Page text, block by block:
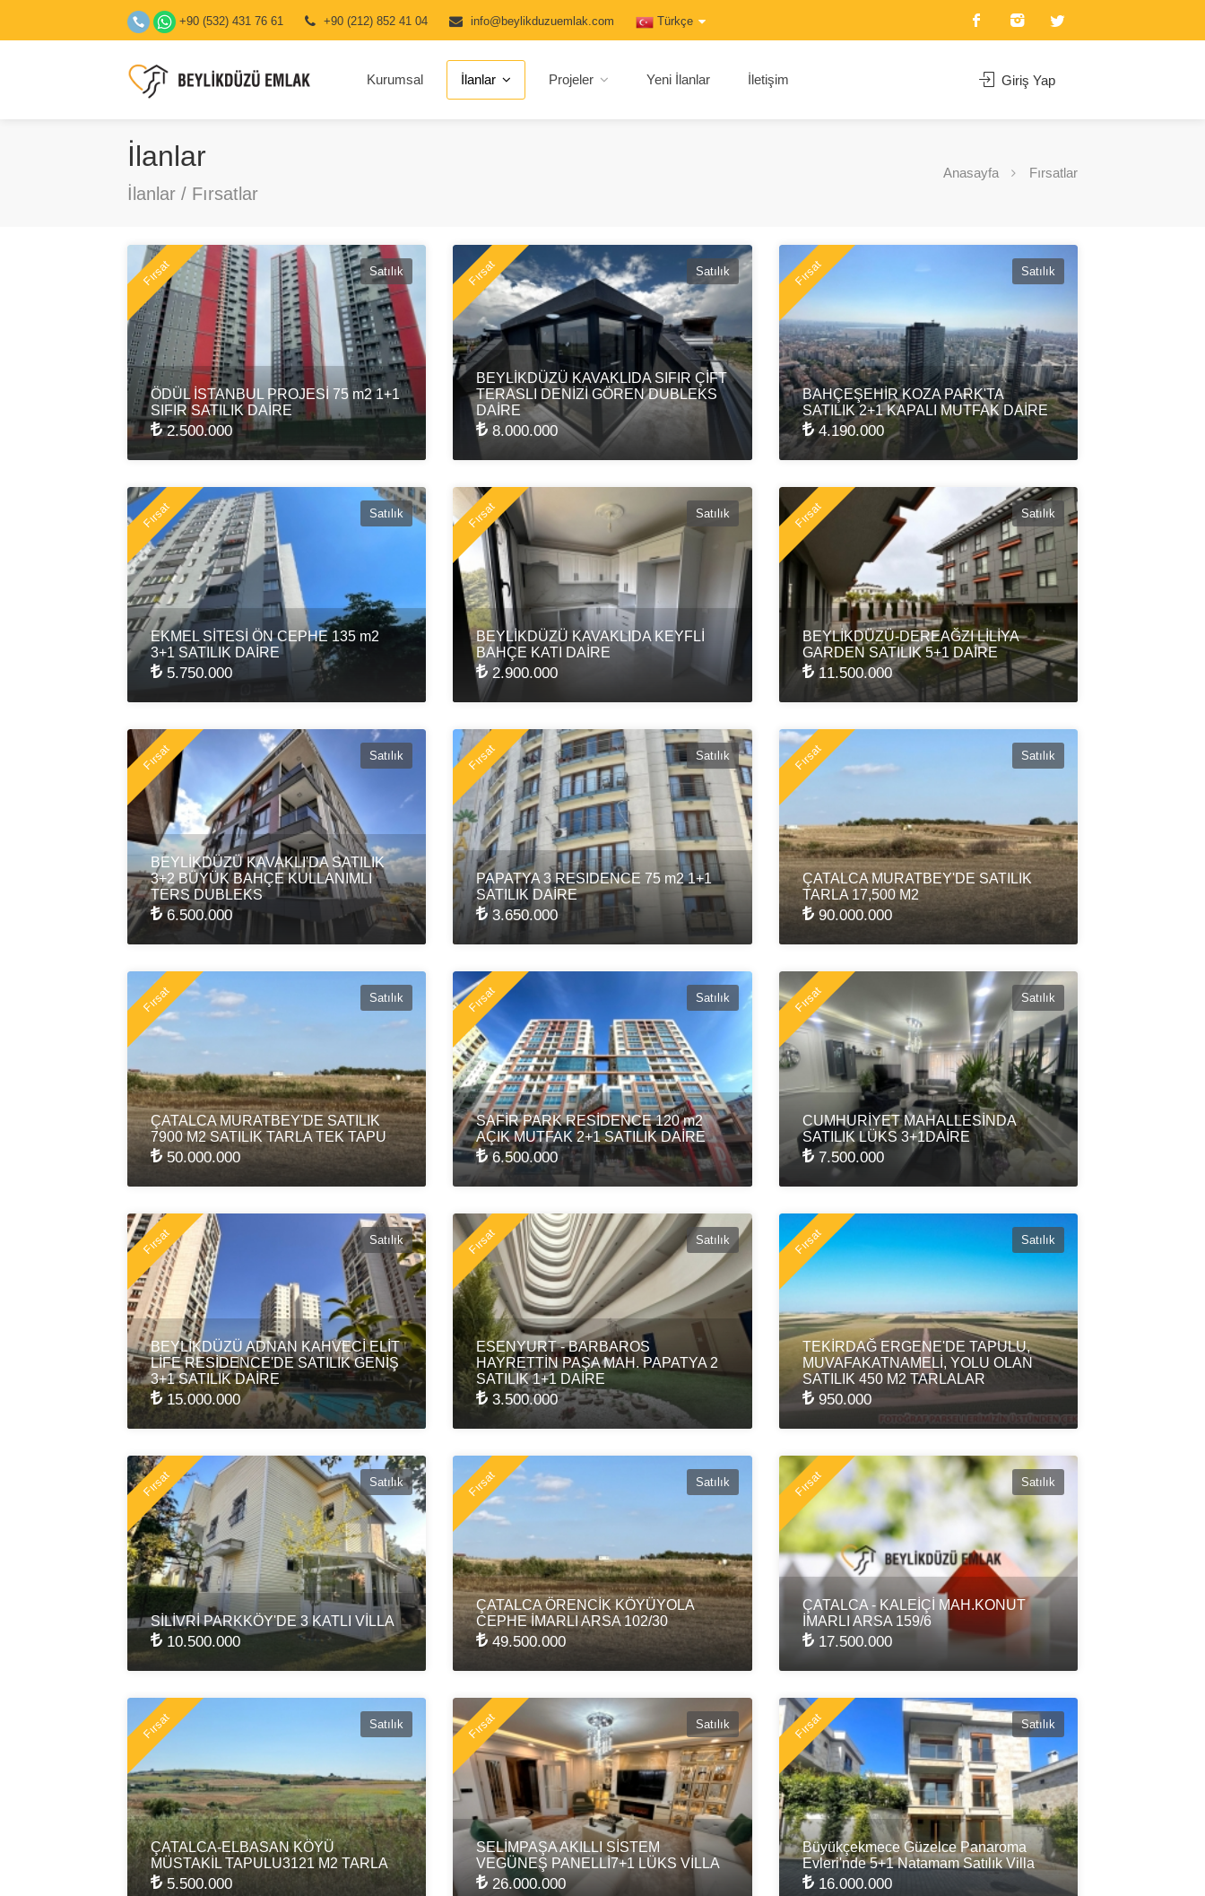
+90 (532) 431 76 61 +90 (212) 852 41 04 info@beylikduzuemlak.com Türkçe
Kurumsal İlanlar Projeler Yeni İlanlar İletişim Giriş Yap
İlanlar
İlanlar / Fırsatlar
Anasayfa Fırsatlar
Fırsat Satılık
ÖDÜL İSTANBUL PROJESİ 75 m2 1+1
SIFIR SATILIK DAİRE
2.500.000
Fırsat Satılık
BEYLİKDÜZÜ KAVAKLIDA SIFIR ÇİFT
TERASLI DENİZİ GÖREN DUBLEKS
DAİRE
8.000.000
Fırsat Satılık
BAHÇEŞEHİR KOZA PARK'TA
SATILIK 2+1 KAPALI MUTFAK DAİRE
4.190.000
Fırsat Satılık
EKMEL SİTESİ ÖN CEPHE 135 m2
3+1 SATILIK DAİRE
5.750.000
Fırsat Satılık
BEYLİKDÜZÜ KAVAKLIDA KEYFLİ
BAHÇE KATI DAİRE
2.900.000
Fırsat Satılık
BEYLİKDÜZÜ-DEREAĞZI LİLİYA
GARDEN SATILIK 5+1 DAİRE
11.500.000
Fırsat Satılık
BEYLİKDÜZÜ KAVAKLI'DA SATILIK
3+2 BÜYÜK BAHÇE KULLANIMLI
TERS DUBLEKS
6.500.000
Fırsat Satılık
PAPATYA 3 RESIDENCE 75 m2 1+1
SATILIK DAİRE
3.650.000
Fırsat Satılık
ÇATALCA MURATBEY'DE SATILIK
TARLA 17,500 M2
90.000.000
Fırsat Satılık
ÇATALCA MURATBEY'DE SATILIK
7900 M2 SATILIK TARLA TEK TAPU
50.000.000
Fırsat Satılık
SAFİR PARK RESİDENCE 120 m2
AÇIK MUTFAK 2+1 SATILIK DAİRE
6.500.000
Fırsat Satılık
CUMHURİYET MAHALLESİNDA
SATILIK LÜKS 3+1DAİRE
7.500.000
Fırsat Satılık
BEYLİKDÜZÜ ADNAN KAHVECİ ELİT
LİFE RESİDENCE'DE SATILIK GENİŞ
3+1 SATILIK DAİRE
15.000.000
Fırsat Satılık
ESENYURT - BARBAROS
HAYRETTİN PAŞA MAH. PAPATYA 2
SATILIK 1+1 DAİRE
3.500.000
Fırsat Satılık
TEKİRDAĞ ERGENE'DE TAPULU,
MUVAFAKATNAMELİ, YOLU OLAN
SATILIK 450 M2 TARLALAR
950.000
Fırsat Satılık
SİLİVRİ PARKKÖY'DE 3 KATLI VİLLA
10.500.000
Fırsat Satılık
ÇATALCA ÖRENCİK KÖYÜYOLA
CEPHE İMARLI ARSA 102/30
49.500.000
Fırsat Satılık
ÇATALCA - KALEİÇİ MAH.KONUT
İMARLI ARSA 159/6
17.500.000
Fırsat Satılık
ÇATALCA-ELBASAN KÖYÜ
MÜSTAKİL TAPULU3121 M2 TARLA
5.500.000
Fırsat Satılık
SELİMPAŞA AKILLI SİSTEM
VEGÜNEŞ PANELLİ7+1 LÜKS VİLLA
26.000.000
Fırsat Satılık
Büyükçekmece Güzelce Panaroma
Evleri'nde 5+1 Natamam Satılık Villa
16.000.000